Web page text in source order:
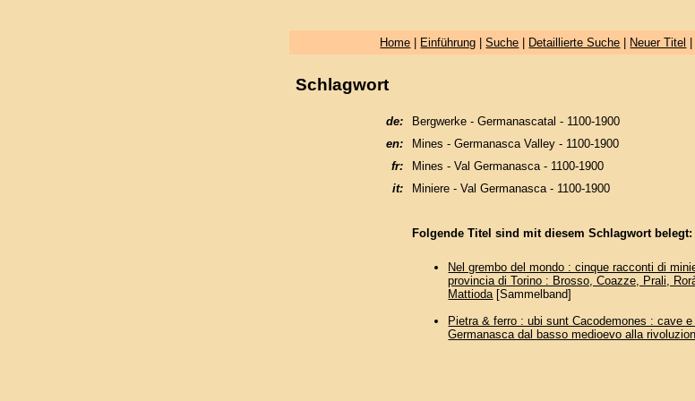
Home Einführung |Suche Detaillierte Suche Neuer Titel
Schlagwort
de:
Bergwerke - Germanascatal - 1100-1900
en:
Mines - Germanasca Valley - 1100-1900
fr:
Mines - Val Germanasca - 1100-1900
it:
Miniere - Val Germanasca - 1100-1900
Folgende Titel sind mit diesem Schlagwort belegt:
Nel grembo del mondo : cinque racconti di
provincia di Torino : Brosso, Coazze, Prali,
Mattioda[Sammelband]
Pietra & ferro : ubi sunt Cacodemones : cave
Germanasca dal basso medioevo alla